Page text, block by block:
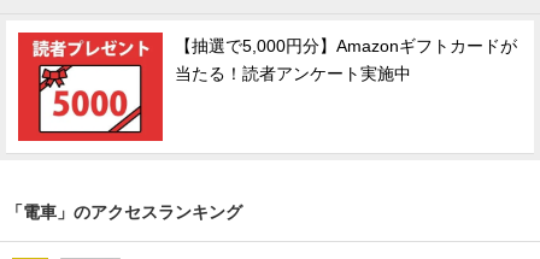
【抽選で5,000円分】Amazonギフトカードが
当たる！読者アンケート実施中
「電車」のアクセスランキング